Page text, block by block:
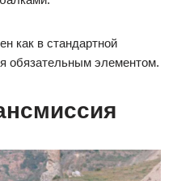
как в стандартной
обязательным элементом.